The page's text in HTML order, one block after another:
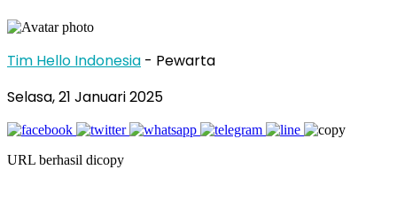
Tim Hello Indonesia - Pewarta
Selasa, 21 Januari 2025
URL berhasil dicopy